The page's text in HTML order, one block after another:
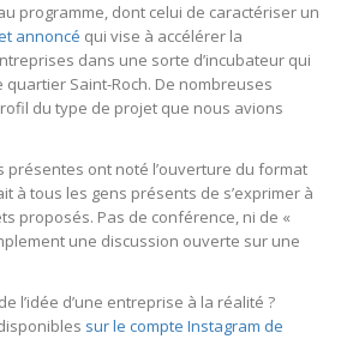
programme, dont celui de caractériser un
annoncé qui vise à accélérer la
dans une sorte d’incubateur qui
Saint-Roch. De nombreuses
du type de projet que nous avions
présentes ont noté l’ouverture du format
à tous les gens présents de s’exprimer à
proposés. Pas de conférence, ni de «
une discussion ouverte sur une
l’idée d’une entreprise à la réalité ?
sur le compte Instagram de